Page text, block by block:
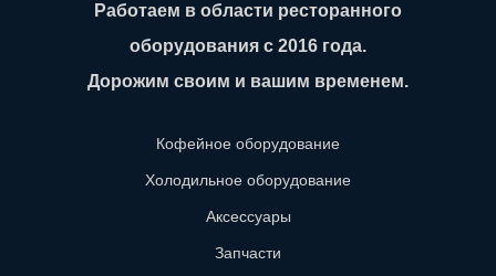
Работаем в области ресторанного
оборудования с 2016 года.
Дорожим своим и вашим временем.
Кофейное оборудование
Холодильное оборудование
Аксессуары
Запчасти